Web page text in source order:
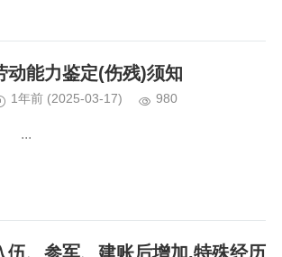
动能力鉴定(伤残)须知
1年前 (2025-03-17) 980
...
伍、参军、建账后增加,特殊经历